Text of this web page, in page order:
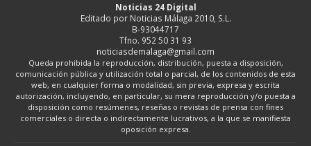
Noticias 24 Digital
Editado por Noticias Málaga 2010, S.L.
B-93044717
Tfno. 952 50 31 93
noticiasdemalaga@gmail.com
Queda prohibida la reproducción, distribución, puesta a disposición,
comunicación pública y utilización total o parcial, de los contenidos de esta
web, en cualquier forma o modalidad, sin previa, expresa y escrita
autorización, incluyendo, en particular, su mera reproducción y/o puesta a
disposición como resúmenes, reseñas o revistas de prensa con fines
comerciales o directa o indirectamente lucrativos, a la que se manifiesta
oposición expresa.